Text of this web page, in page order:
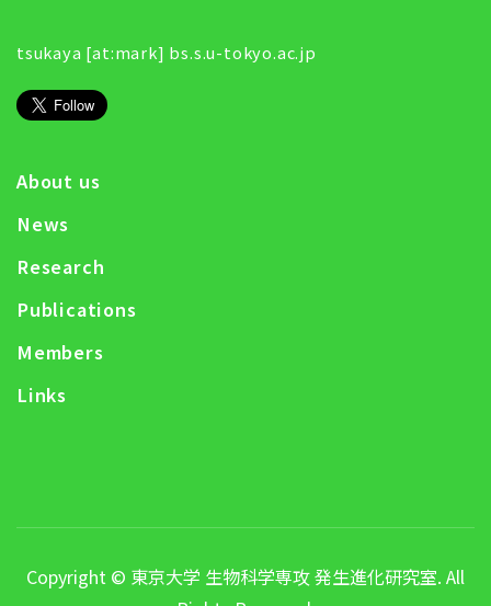
tsukaya [at:mark] bs.s.u-tokyo.ac.jp
About us
News
Research
Publications
Members
Links
Copyright © 東京大学 生物科学専攻 発生進化研究室. All